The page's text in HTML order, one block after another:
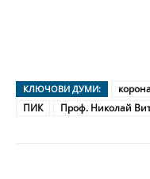
КЛЮЧОВИ ДУМИ:
ПИК
Проф. Николай